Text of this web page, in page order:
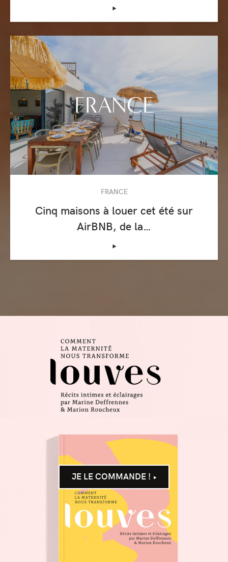
‣
FRANCE
FRANCE
Cinq maisons à louer cet été sur
AirBNB, de la…
‣
JE LE COMMANDE !